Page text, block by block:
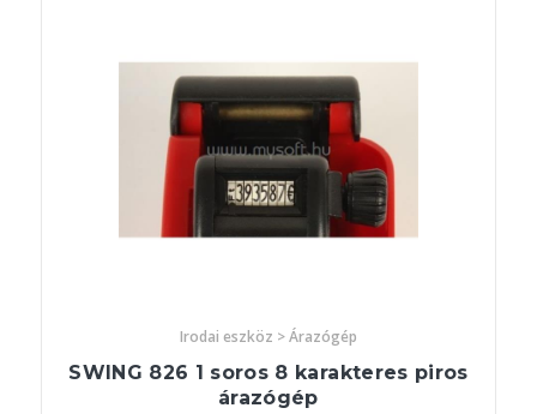
Irodai eszköz > Árazógép
SWING 826 1 soros 8 karakteres piros
árazógép